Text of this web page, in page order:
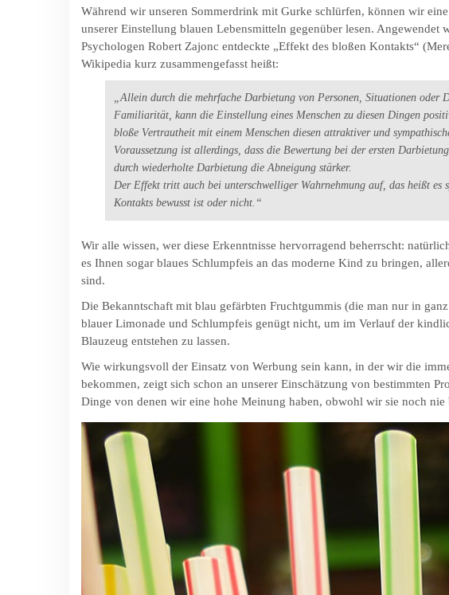
Während wir unseren Sommerdrink mit Gurke schlürfen, können wir
unserer Einstellung blauen Lebensmitteln gegenüber lesen. Angewendet
Psychologen Robert Zajonc entdeckte „Effekt des bloßen Kontakts“
Wikipedia kurz zusammengefasst heißt:
„Allein durch die mehrfache Darbietung von Personen, Situationen
Familiarität, kann die Einstellung eines Menschen zu diesen Dingen
bloße Vertrautheit mit einem Menschen diesen attraktiver und
Voraussetzung ist allerdings, dass die Bewertung bei der ersten
durch wiederholte Darbietung die Abneigung stärker.
Der Effekt tritt auch bei unterschwelliger Wahrnehmung auf, das heißt es
Kontakts bewusst ist oder nicht.“
Wir alle wissen, wer diese Erkenntnisse hervorragend beherrscht:
es Ihnen sogar blaues Schlumpfeis an das moderne Kind zu bringen,
sind.
Die Bekanntschaft mit blau gefärbten Fruchtgummis (die man nur in
blauer Limonade und Schlumpfeis genügt nicht, um im Verlauf der
Blauzeug entstehen zu lassen.
Wie wirkungsvoll der Einsatz von Werbung sein kann, in der wir die
bekommen, zeigt sich schon an unserer Einschätzung von bestimmten
Dinge von denen wir eine hohe Meinung haben, obwohl wir sie noch nie